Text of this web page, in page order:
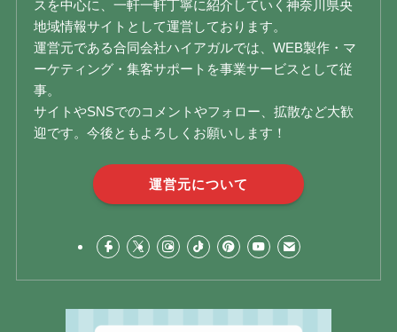
スを中心に、一軒一軒丁寧に紹介していく神奈川県央
地域情報サイトとして運営しております。
運営元である合同会社ハイアガルでは、WEB製作・マ
ーケティング・集客サポートを事業サービスとして従
事。
サイトやSNSでのコメントやフォロー、拡散など大歓
迎です。今後ともよろしくお願いします！
運営元について